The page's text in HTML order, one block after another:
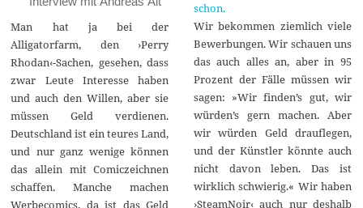
Man hat ja bei der
Alligatorfarm, den ›Perry
Rhodan‹-Sachen, gesehen, dass
zwar Leute Interesse haben
und auch den Willen, aber sie
müssen Geld verdienen.
Deutschland ist ein teures Land,
und nur ganz wenige können
das allein mit Comiczeichnen
schaffen. Manche machen
Werbecomics, da ist das Geld
schon.
Wir bekommen ziemlich viele
Bewerbungen. Wir schauen uns
das auch alles an, aber in 95
Prozent der Fälle müssen wir
sagen: »Wir finden’s gut, wir
würden’s gern machen. Aber
wir würden Geld drauflegen,
und der Künstler könnte auch
nicht davon leben. Das ist
wirklich schwierig.« Wir haben
›SteamNoir‹ auch nur deshalb